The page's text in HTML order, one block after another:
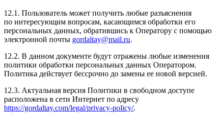
12.1. Пользователь может получить любые разъяснения
по интересующим вопросам, касающимся обработки его
персональных данных, обратившись к Оператору с помощью
электронной почты gordaltay@mail.ru.
12.2. В данном документе будут отражены любые изменения
политики обработки персональных данных Оператором.
Политика действует бессрочно до замены ее новой версией.
12.3. Актуальная версия Политики в свободном доступе
расположена в сети Интернет по адресу
https://gordaltay.com/legal/privacy-policy/.